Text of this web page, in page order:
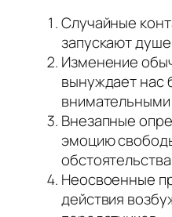
Случайные
запускают
Изменение
вынуждает нас
внимательными
Внезапные
эмоцию
Неосвоенные
действия